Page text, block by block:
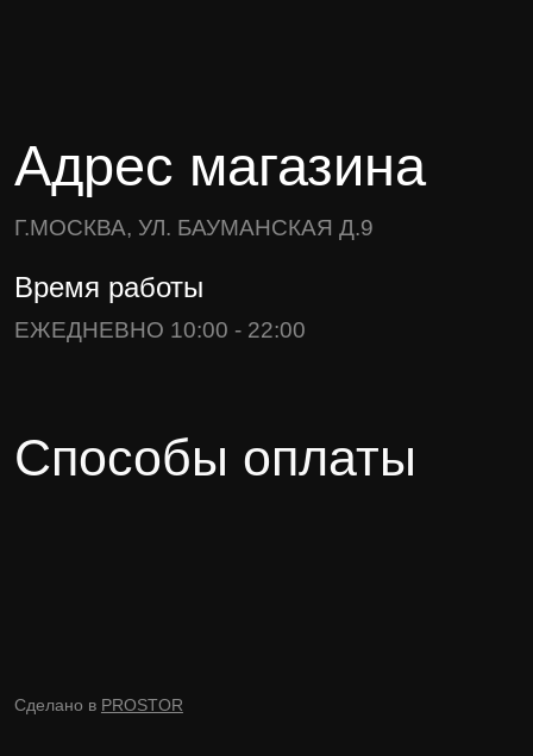
Адрес магазина
Г.МОСКВА, УЛ. БАУМАНСКАЯ Д.9
Время работы
ЕЖЕДНЕВНО 10:00 - 22:00
Способы оплаты
Сделано в PROSTOR